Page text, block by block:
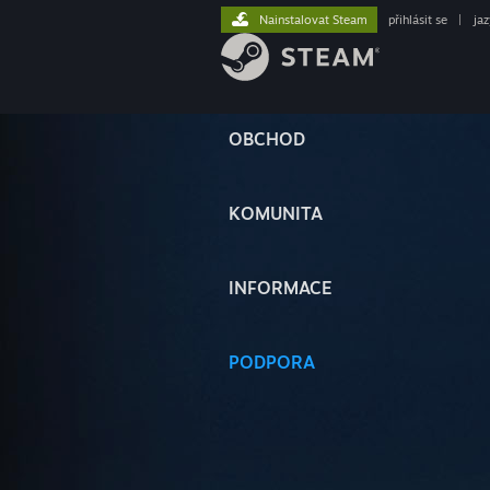
OBCHOD
KOMUNITA
INFORMACE
PODPORA
Nainstalovat Steam přihlásit se